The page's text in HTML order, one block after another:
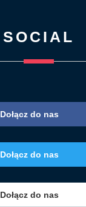
SOCIAL
Dołącz do nas
Dołącz do nas
Dołącz do nas